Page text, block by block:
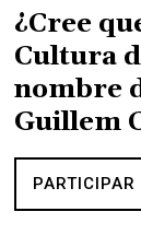
¿Cree
Cultura
nombre
Guillem
PARTICIPAR